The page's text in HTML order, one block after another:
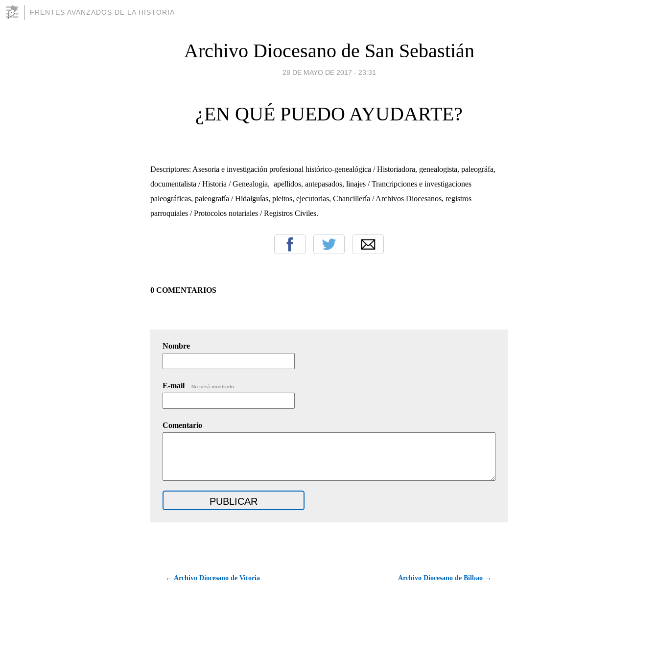
FRENTES AVANZADOS DE LA HISTORIA
Archivo Diocesano de San Sebastián
28 DE MAYO DE 2017 - 23:31
¿EN QUÉ PUEDO AYUDARTE?
Descriptores: Asesoria e investigación profesional histórico-genealógica / Historiadora, genealogista, paleográfa,
documentalista / Historia / Genealogía, apellidos, antepasados, linajes / Trancripciones e investigaciones
paleográficas, paleografía / Hidalguías, pleitos, ejecutorias, Chancillería / Archivos Diocesanos, registros
parroquiales / Protocolos notariales / Registros Civiles.
0 COMENTARIOS
Nombre
E-mail No será mostrado.
Comentario
← Archivo Diocesano de Vitoria Archivo Diocesano de Bilbao →